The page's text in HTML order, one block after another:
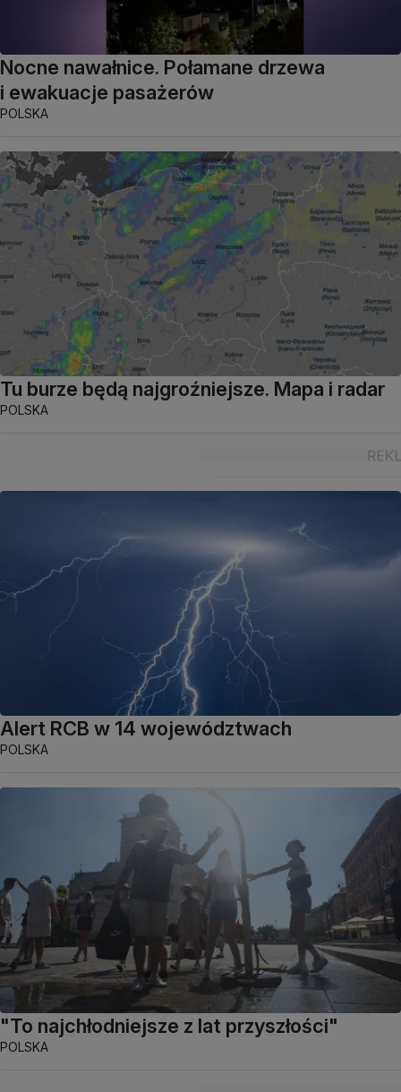
Nocne nawałnice. Połamane drzewa
i ewakuacje pasażerów
POLSKA
Tu burze będą najgroźniejsze. Mapa i radar
POLSKA
Alert RCB w 14 województwach
POLSKA
"To najchłodniejsze z lat przyszłości"
POLSKA